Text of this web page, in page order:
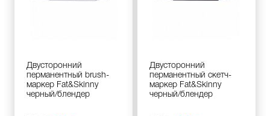
Двусторонний
перманентный brush-
маркер Fat&Skinny
черный/блендер
Двусторонний
перманентный скетч-
маркер Fat&Skinny
черный/блендер